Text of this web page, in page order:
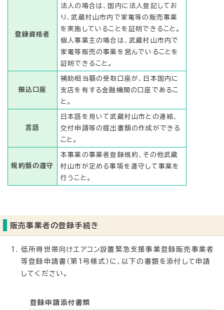
登録資格者
法人の場合は、国内に法人登記してお
り、武蔵村山市内で家電等の販売事業
を実施していることを証明できること。
個人事業主の場合は、武蔵村山市内で
家電等販売の事業を営んでいることを
証明できること。
振込口座
補助相当額の受取口座が、日本国内に
支店を有する金融機関の口座であるこ
と。
言語
日本語を用いて武蔵村山市との連絡、
交付申請等の提出書類の作成ができる
こと。
規約類の遵守
本事業の事業者登録規約、その他武蔵
村山市が定める事項を遵守して事業を
行うこと。
販売事業者の登録手続き
低所得世帯向けエアコン設置緊急支援事業登録販売事業者
等登録申請書（第1号様式）に、以下の書類を添付して申請
してください。
登録申請添付書類